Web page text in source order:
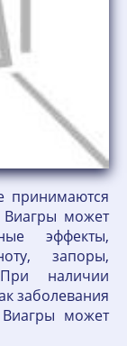
принимаются
Виагры может
эффекты,
запоры,
наличии
заболевания
может